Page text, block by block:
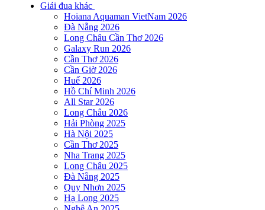
Giải đua khác
Hoiana Aquaman VietNam 2026
Đà Nẵng 2026
Long Châu Cần Thơ 2026
Galaxy Run 2026
Cần Thơ 2026
Cần Giờ 2026
Huế 2026
Hồ Chí Minh 2026
All Star 2026
Long Châu 2026
Hải Phòng 2025
Hà Nội 2025
Cần Thơ 2025
Nha Trang 2025
Long Châu 2025
Đà Nẵng 2025
Quy Nhơn 2025
Hạ Long 2025